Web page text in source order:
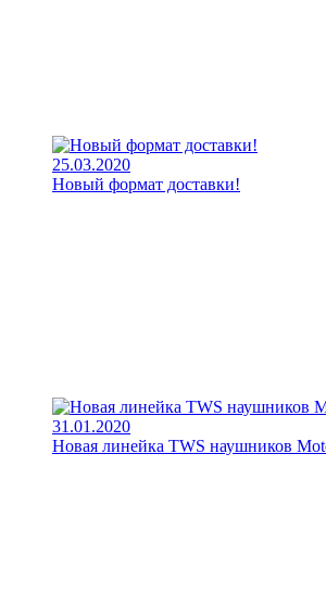
25.03.2020
Новый формат доставки!
31.01.2020
Новая линейка TWS наушников